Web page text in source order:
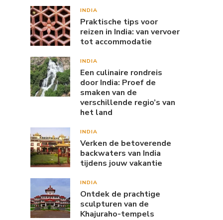
INDIA
Praktische tips voor
reizen in India: van vervoer
tot accommodatie
INDIA
Een culinaire rondreis
door India: Proef de
smaken van de
verschillende regio’s van
het land
INDIA
Verken de betoverende
backwaters van India
tijdens jouw vakantie
INDIA
Ontdek de prachtige
sculpturen van de
Khajuraho-tempels